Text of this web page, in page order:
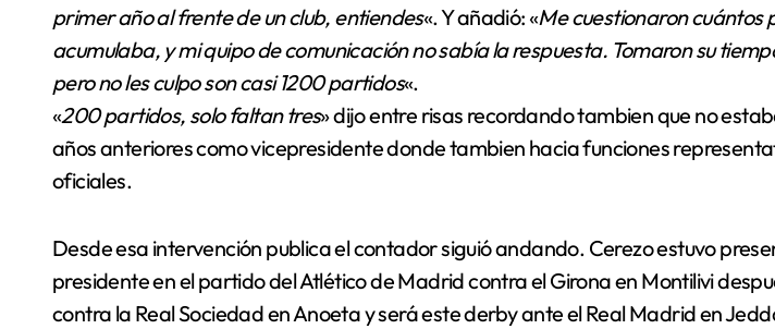
primer año al frente de un club, entiendes«. Y añadió: «Me cuestionaron cuántos
acumulaba, y mi quipo de comunicación no sabía la respuesta. Tomaron su
pero no les culpo son casi 1200 partidos«.
«200 partidos, solo faltan tres» dijo entre risas recordando tambien que no
años anteriores como vicepresidente donde tambien hacia funciones
oficiales.
Desde esa intervención publica el contador siguió andando. Cerezo estuvo
presidente en el partido del Atlético de Madrid contra el Girona en Montilivi
contra la Real Sociedad en Anoeta y será este derby ante el Real Madrid en